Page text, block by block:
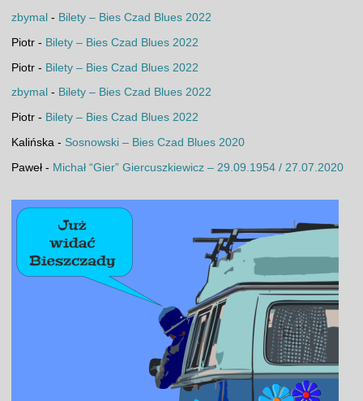
zbymal - Bilety – Bies Czad Blues 2022
Piotr- Bilety – Bies Czad Blues 2022
Piotr- Bilety – Bies Czad Blues 2022
zbymal - Bilety – Bies Czad Blues 2022
Piotr- Bilety – Bies Czad Blues 2022
Kalińska - Sosnowski – Bies Czad Blues 2020
Paweł- Michał “Gier” Giercuszkiewicz – 29.09.1954 / 27.07.2020